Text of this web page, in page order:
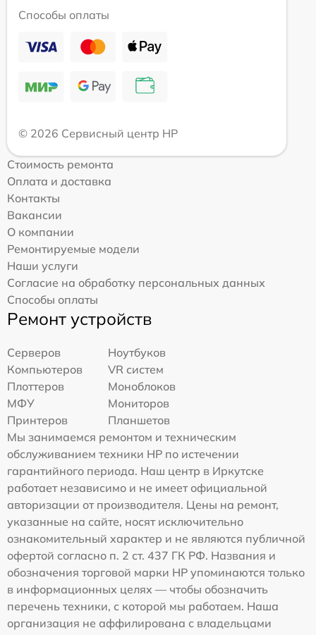
Способы оплаты
© 2026 Сервисный центр HP
Стоимость ремонта
Оплата и доставка
Контакты
Вакансии
О компании
Ремонтируемые модели
Наши услуги
Согласие на обработку персональных данных
Способы оплаты
Ремонт устройств
Серверов
Ноутбуков
Компьютеров
VR систем
Плоттеров
Моноблоков
МФУ
Мониторов
Принтеров
Планшетов
Мы занимаемся ремонтом и техническим
обслуживанием техники HP по истечении
гарантийного периода. Наш центр в Иркутске
работает независимо и не имеет официальной
авторизации от производителя. Цены на ремонт,
указанные на сайте, носят исключительно
ознакомительный характер и не являются публичной
офертой согласно п. 2 ст. 437 ГК РФ. Названия и
обозначения торговой марки HP упоминаются только
в информационных целях — чтобы обозначить
перечень техники, с которой мы работаем. Наша
организация не аффилирована с владельцами